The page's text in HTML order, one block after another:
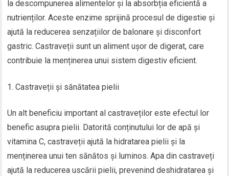
la descompunerea alimentelor și la absorbția eficientă a
nutrienților. Aceste enzime sprijină procesul de digestie și
ajută la reducerea senzațiilor de balonare și disconfort
gastric. Castraveții sunt un aliment ușor de digerat, care
contribuie la menținerea unui sistem digestiv eficient.
Castraveții și sănătatea pielii
Un alt beneficiu important al castraveților este efectul lor
benefic asupra pielii. Datorită conținutului lor de apă și
vitamina C, castraveții ajută la hidratarea pielii și la
menținerea unui ten sănătos și luminos. Apa din castraveți
ajută la reducerea uscării pielii, prevenind deshidratarea și